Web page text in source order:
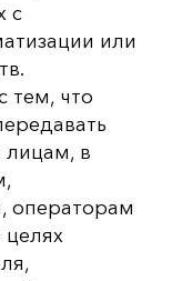
с
или
тем, что
лицам, в
операторам
целях